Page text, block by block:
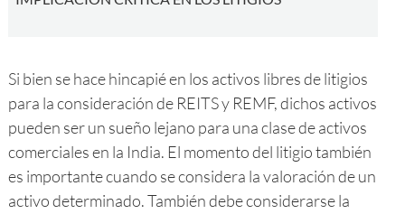
Si bien se hace hincapié en los activos libres de litigios
para la consideración de REITS y REMF, dichos activos
pueden ser un sueño lejano para una clase de activos
comerciales en la India. El momento del litigio también
es importante cuando se considera la valoración de un
activo determinado. También debe considerarse la